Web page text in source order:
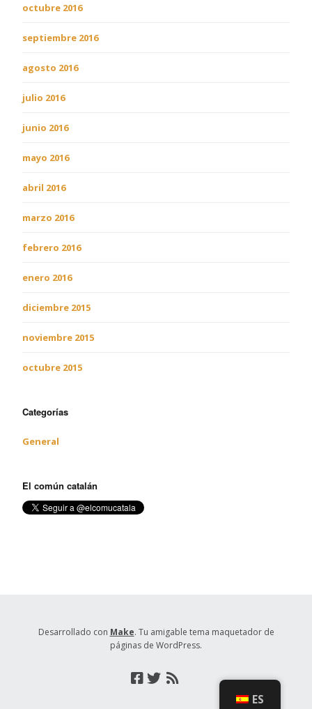
octubre 2016
septiembre 2016
agosto 2016
julio 2016
junio 2016
mayo 2016
abril 2016
marzo 2016
febrero 2016
enero 2016
diciembre 2015
noviembre 2015
octubre 2015
Categorías
General
El común catalán
Desarrollado con Make. Tu amigable tema maquetador de
páginas de WordPress.
ES